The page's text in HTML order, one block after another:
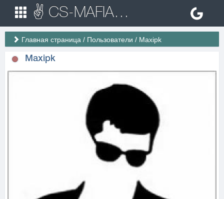
✌ CS-MAFIA.RU ✌ Игровые сервера Counter Strike 1.6
Главная страница / Пользователи / Maxipk
Maxipk